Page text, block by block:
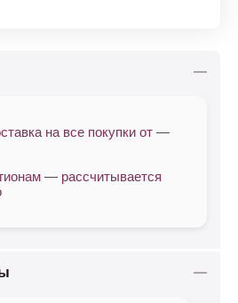
на все покупки от —
— рассчитывается